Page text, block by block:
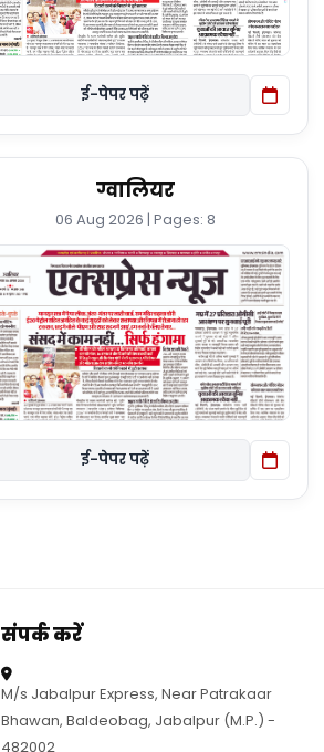
ई-पेपर पढ़ें
ग्वालियर
06 Aug 2026 | Pages: 8
ई-पेपर पढ़ें
संपर्क करें
M/s Jabalpur Express, Near Patrakaar
Bhawan, Baldeobag, Jabalpur (M.P.) -
482002